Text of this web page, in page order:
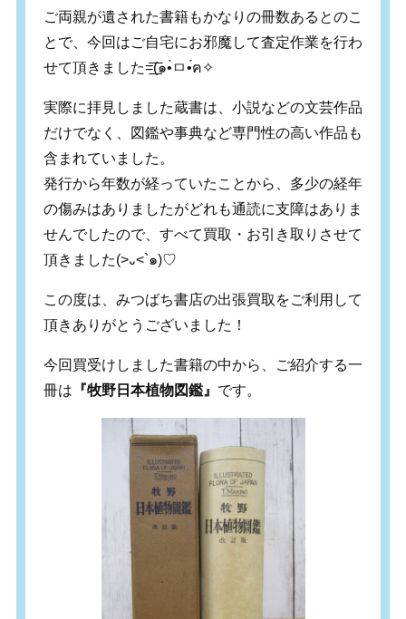
ご両親が遺された書籍もかなりの冊数あるとのこ
とで、今回はご自宅にお邪魔して査定作業を行わ
せて頂きました=͟͟͞͞(๑•̀ ㅁ•́ฅ✧
実際に拝見しました蔵書は、小説などの文芸作品
だけでなく、図鑑や事典など専門性の高い作品も
含まれていました。
発行から年数が経っていたことから、多少の経年
の傷みはありましたがどれも通読に支障はありま
せんでしたので、すべて買取・お引き取りさせて
頂きました(>᎑<`๑)♡
この度は、みつばち書店の出張買取をご利用して
頂きありがとうございました！
今回買受けしました書籍の中から、ご紹介する一
冊は 『牧野日本植物図鑑』 です。